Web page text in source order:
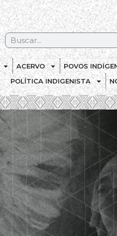
ACERVO POVOS
POLÍTICA INDIGENISTA